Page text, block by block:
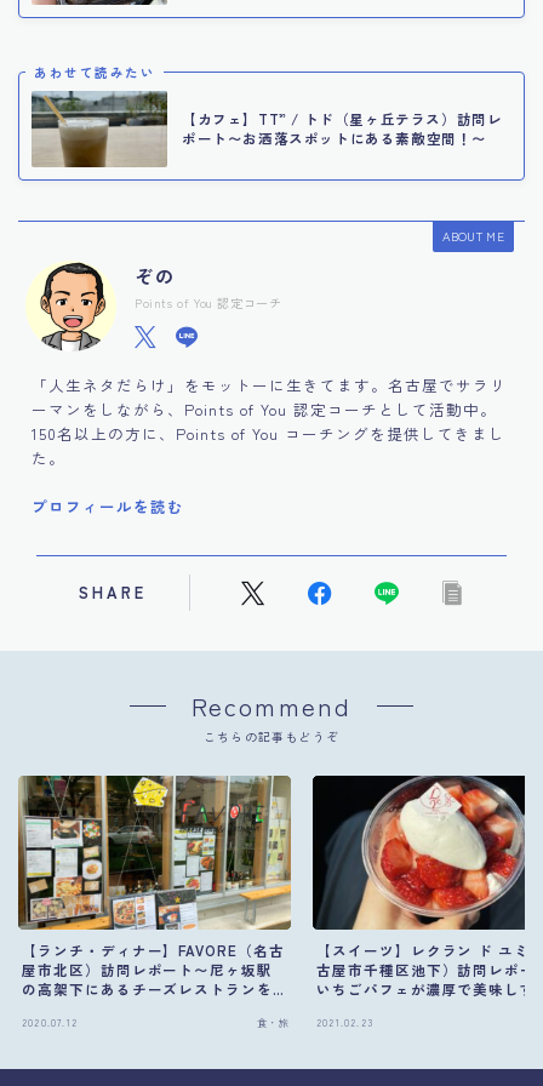
Follow Me
あわせて読みたい
【カフェ】TT” / トド（星ヶ丘テラス）訪問レ
ポート〜お洒落スポットにある素敵空間！〜
ABOUT ME
ぞの
Points of You 認定コーチ
「人生ネタだらけ」をモットーに生きてます。名古屋でサラリ
ーマンをしながら、Points of You 認定コーチとして活動中。
150名以上の方に、Points of You コーチングを提供してきまし
た。
プロフィールを読む
SHARE
Recommend
こちらの記事もどうぞ
【ランチ・ディナー】FAVORE（名古
屋市北区）訪問レポート〜尼ヶ坂駅
の高架下にあるチーズレストランを
2020.07.12 食・旅
【スイーツ】レクラン ド ユミ
古屋市千種区池下）訪問レポー
いちごパフェが濃厚で美味しす
2021.02.23